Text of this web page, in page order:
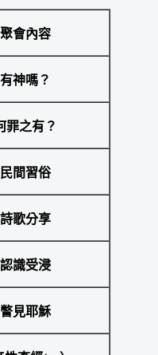
聚會內容
有神嗎？
罪之有？
民間習俗
詩歌分享
認識受浸
瞥見耶穌